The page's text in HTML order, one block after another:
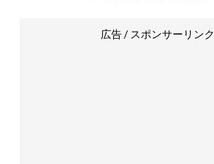
広告 / スポンサーリンク